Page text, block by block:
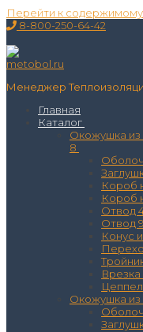
Перейти к содержимому
8-800-250-64-42
Менеджер
Главная
Каталог
Окожушка из
8
Короб
Короб
Отвод
Отвод
Конус
Врезка
Окожушка из